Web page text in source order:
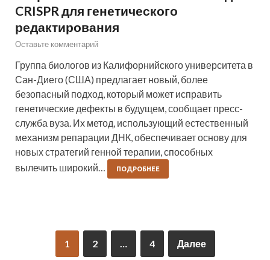
CRISPR для генетического
редактирования
Оставьте комментарий
Группа биологов из Калифорнийского университета в
Сан-Диего (США) предлагает новый, более
безопасный подход, который может исправить
генетические дефекты в будущем, сообщает пресс-
служба вуза. Их метод, использующий естественный
механизм репарации ДНК, обеспечивает основу для
новых стратегий генной терапии, способных
вылечить широкий…
ПОДРОБНЕЕ
1 2 … 4 Далее